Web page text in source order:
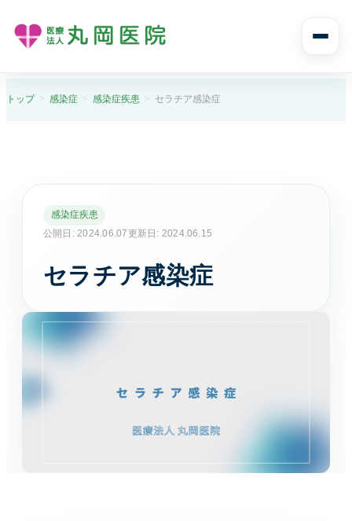
診療案内
消化器内科
循環器内科
月経や更年期など女性特有のお悩みに寄り添いま
トップ 感染症 感染症疾患 セラチア感染症
感染症疾患
公開日: 2024.06.07更新日: 2024.06.15
セラチア感染症